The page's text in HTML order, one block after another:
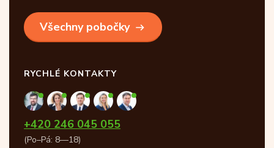
Všechny pobočky
RYCHLÉ KONTAKTY
+420 246 045 055
(Po–Pá: 8—18)